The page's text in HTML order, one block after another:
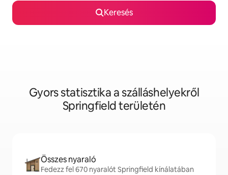
Keresés
Gyors statisztika a szálláshelyekről
Springfield területén
Összes nyaraló
Fedezz fel 670 nyaralót Springfield kínálatában